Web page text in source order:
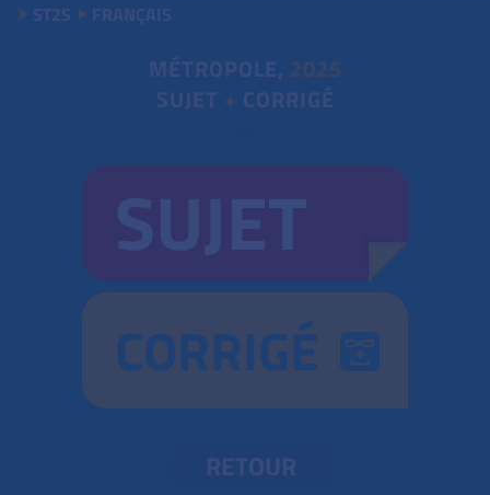
ST2S FRANÇAIS
MÉTROPOLE, 2025
SUJET + CORRIGÉ
CORRIGÉ
RETOUR